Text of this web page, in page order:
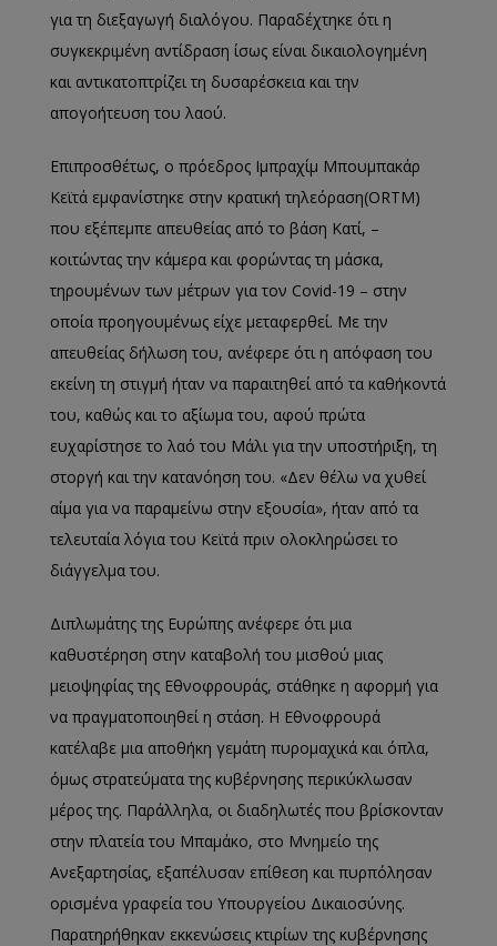
για τη διεξαγωγή διαλόγου. Παραδέχτηκε ότι η
συγκεκριμένη αντίδραση ίσως είναι δικαιολογημένη
και αντικατοπτρίζει τη δυσαρέσκεια και την
απογοήτευση του λαού.
Επιπροσθέτως, ο πρόεδρος Ιμπραχίμ Μπουμπακάρ
Κεϊτά εμφανίστηκε στην κρατική τηλεόραση(ORTM)
που εξέπεμπε απευθείας από το βάση Κατί, –
κοιτώντας την κάμερα και φορώντας τη μάσκα,
τηρουμένων των μέτρων για τον Covid-19 – στην
οποία προηγουμένως είχε μεταφερθεί. Με την
απευθείας δήλωση του, ανέφερε ότι η απόφαση του
εκείνη τη στιγμή ήταν να παραιτηθεί από τα καθήκοντά
του, καθώς και το αξίωμα του, αφού πρώτα
ευχαρίστησε το λαό του Μάλι για την υποστήριξη, τη
στοργή και την κατανόηση του. «Δεν θέλω να χυθεί
αίμα για να παραμείνω στην εξουσία», ήταν από τα
τελευταία λόγια του Κεϊτά πριν ολοκληρώσει το
διάγγελμα του.
Διπλωμάτης της Ευρώπης ανέφερε ότι μια
καθυστέρηση στην καταβολή του μισθού μιας
μειοψηφίας της Εθνοφρουράς, στάθηκε η αφορμή για
να πραγματοποιηθεί η στάση. Η Εθνοφρουρά
κατέλαβε μια αποθήκη γεμάτη πυρομαχικά και όπλα,
όμως στρατεύματα της κυβέρνησης περικύκλωσαν
μέρος της. Παράλληλα, οι διαδηλωτές που βρίσκονταν
στην πλατεία του Μπαμάκο, στο Μνημείο της
Ανεξαρτησίας, εξαπέλυσαν επίθεση και πυρπόλησαν
ορισμένα γραφεία του Υπουργείου Δικαιοσύνης.
Παρατηρήθηκαν εκκενώσεις κτιρίων της κυβέρνησης